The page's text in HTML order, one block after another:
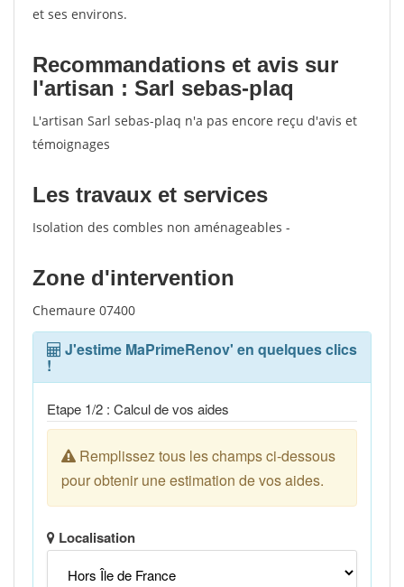
et ses environs.
Recommandations et avis sur
l'artisan : Sarl sebas-plaq
L'artisan Sarl sebas-plaq n'a pas encore reçu d'avis et
témoignages
Les travaux et services
Isolation des combles non aménageables -
Zone d'intervention
Chemaure 07400